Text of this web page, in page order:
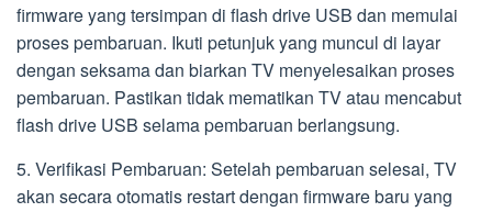
firmware yang tersimpan di flash drive USB dan memulai
proses pembaruan. Ikuti petunjuk yang muncul di layar
dengan seksama dan biarkan TV menyelesaikan proses
pembaruan. Pastikan tidak mematikan TV atau mencabut
flash drive USB selama pembaruan berlangsung.
5. Verifikasi Pembaruan: Setelah pembaruan selesai, TV
akan secara otomatis restart dengan firmware baru yang